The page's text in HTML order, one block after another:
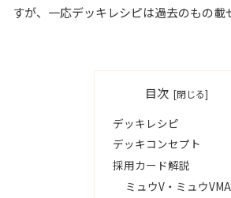
すが、一応デッキレシピは過去のもの載
目次
デッキレシピ
デッキコンセプト
採用カード解説
ミュウV・ミュウ